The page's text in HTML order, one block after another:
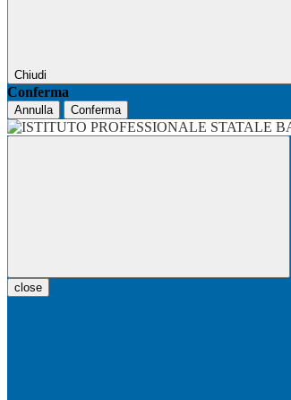
Chiudi
Conferma
Annulla Conferma
close